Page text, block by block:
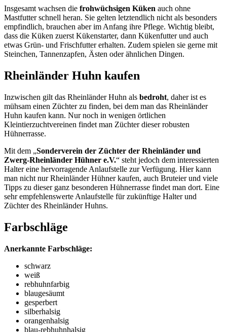
Insgesamt wachsen die frohwüchsigen Küken auch ohne
Mastfutter schnell heran. Sie gelten letztendlich nicht als besonders
empfindlich, brauchen aber im Anfang ihre Pflege. Wichtig bleibt,
dass die Küken zuerst Kükenstarter, dann Kükenfutter und auch
etwas Grün- und Frischfutter erhalten. Zudem spielen sie gerne mit
Steinchen, Tannenzapfen, Ästen oder ähnlichen Dingen.
Rheinländer Huhn kaufen
Inzwischen gilt das Rheinländer Huhn als bedroht, daher ist es
mühsam einen Züchter zu finden, bei dem man das Rheinländer
Huhn kaufen kann. Nur noch in wenigen örtlichen
Kleintierzuchtvereinen findet man Züchter dieser robusten
Hühnerrasse.
Mit dem „Sonderverein der Züchter der Rheinländer und
Zwerg-Rheinländer Hühner e.V.“ steht jedoch dem interessierten
Halter eine hervorragende Anlaufstelle zur Verfügung. Hier kann
man nicht nur Rheinländer Hühner kaufen, auch Bruteier und viele
Tipps zu dieser ganz besonderen Hühnerrasse findet man dort. Eine
sehr empfehlenswerte Anlaufstelle für zukünftige Halter und
Züchter des Rheinländer Huhns.
Farbschläge
Anerkannte Farbschläge:
schwarz
weiß
rebhuhnfarbig
blaugesäumt
gesperbert
silberhalsig
orangenhalsig
blau-rebhuhnhalsig